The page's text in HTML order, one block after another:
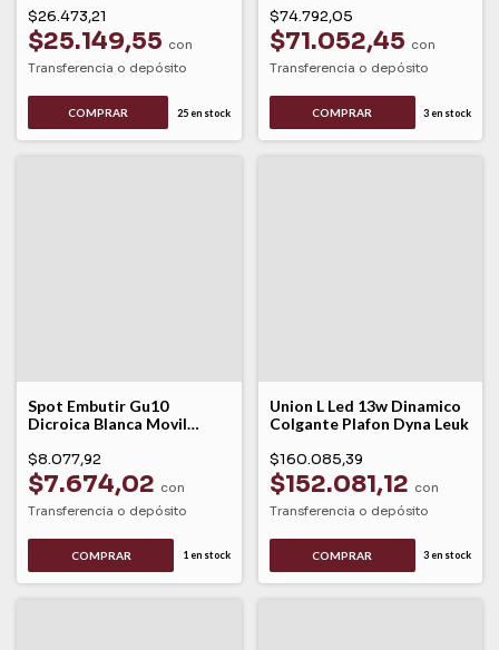
$26.473,21
$25.149,55 con
Transferencia o depósito
COMPRAR 25en stock
$74.792,05
$71.052,45 con
Transferencia o depósito
3en stock
Spot Embutir Gu10
Dicroica Blanca Movil
$8.077,92
$7.674,02 con
Transferencia o depósito
1 en stock
Union L Led 13w Dinamico
Colgante Plafon Dyna Leuk
$160.085,39
$152.081,12 con
Transferencia o depósito
3en stock